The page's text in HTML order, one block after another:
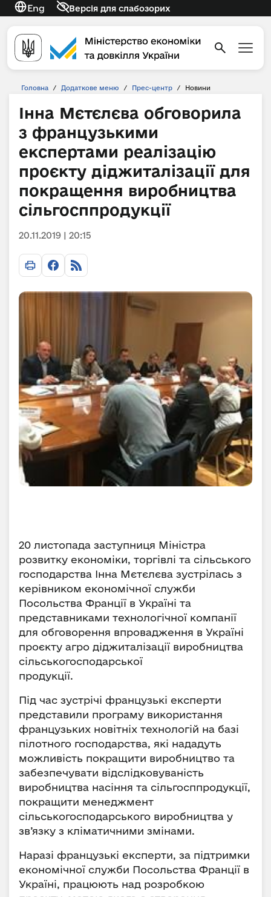
Eng Версія для слабозорих
Головна / Додаткове меню / Прес-центр / Новини
Інна Мєтєлєва обговорила
з французькими
експертами реалізацію
проєкту діджиталізації для
покращення виробництва
сільгосппродукції
20.11.2019 | 20:15
20 листопада заступниця Міністра
розвитку економіки, торгівлі та сільського
господарства Інна Мєтєлєва зустрілась з
керівником економічної служби
Посольства Франції в Україні та
представниками технологічної компанії
для обговорення впровадження в Україні
проєкту агро діджиталізації виробництва
сільськогосподарської
продукції.
Під час зустрічі французькі експерти
представили програму використання
французьких новітніх технологій на базі
пілотного господарства, які нададуть
можливість покращити виробництво та
забезпечувати відслідковуваність
виробництва насіння та сільгосппродукції,
покращити менеджмент
сільськогосподарського виробництва у
зв’язку з кліматичними змінами.
Наразі французькі експерти, за підтримки
економічної служби Посольства Франції в
Україні, працюють над розробкою